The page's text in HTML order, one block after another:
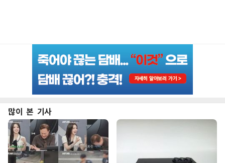
많이 본 기사